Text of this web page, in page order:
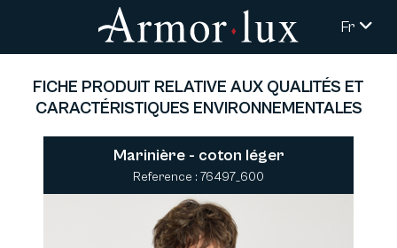
Fr
FICHE PRODUIT RELATIVE AUX QUALITÉS ET
CARACTÉRISTIQUES ENVIRONNEMENTALES
Marinière - coton léger
Reference : 76497_600